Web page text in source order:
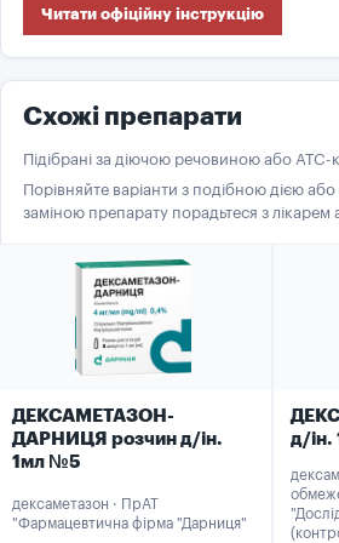
Читати офіційну інструкцію
Схожі препарати
Підібрані за діючою речовиною або ATC-
Порівняйте варіанти з подібною дією
заміною препарату порадьтеся з
ДЕКСАМЕТАЗОН-
ДАРНИЦЯ розчин д/ін.
1мл №5
дексаметазон · ПрАТ
"Фармацевтична фірма "Дарниця"
д/